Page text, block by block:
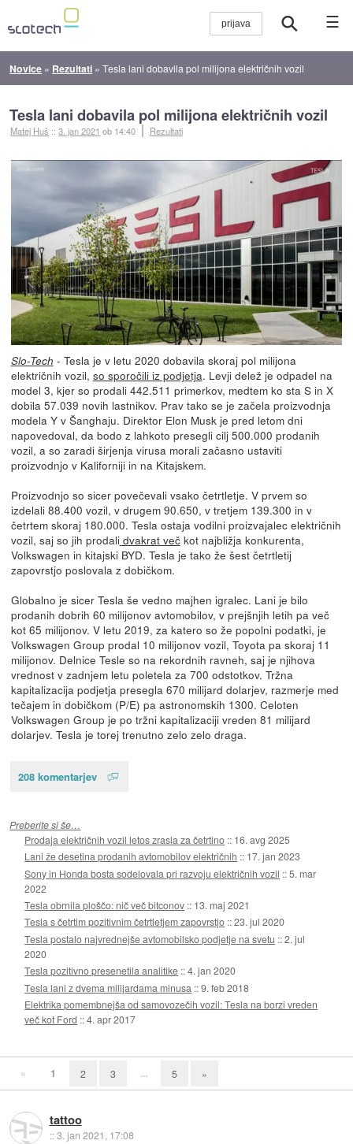
☰
Novice » Rezultati »Tesla lani dobavila pol milijona električnih vozil
Tesla lani dobavila pol milijona električnih vozil
Matej Huš ::3. jan 2021 ob 14:40 Rezultati
Slo-Tech - Tesla je v letu 2020 dobavila skoraj pol milijona
električnih vozil, so sporočili iz podjetja. Levji delež je odpadel na
model 3, kjer so prodali 442.511 primerkov, medtem ko sta S in X
dobila 57.039 novih lastnikov. Prav tako se je začela proizvodnja
modela Y v Šanghaju. Direktor Elon Musk je pred letom dni
napovedoval, da bodo z lahkoto presegli cilj 500.000 prodanih
vozil, a so zaradi širjenja virusa morali začasno ustaviti
proizvodnjo v Kaliforniji in na Kitajskem.
Proizvodnjo so sicer povečevali vsako četrtletje. V prvem so
izdelali 88.400 vozil, v drugem 90.650, v tretjem 139.300 in v
četrtem skoraj 180.000. Tesla ostaja vodilni proizvajalec električnih
vozil, saj so jih prodalidvakrat večkot najbližja konkurenta,
Volkswagen in kitajski BYD. Tesla je tako že šest četrtletij
zapovrstjo poslovala z dobičkom.
Globalno je sicer Tesla še vedno majhen igralec. Lani je bilo
prodanih dobrih 60 milijonov avtomobilov, v prejšnjih letih pa več
kot 65 milijonov. V letu 2019, za katero so že popolni podatki, je
Volkswagen Group prodal 10 milijonov vozil, Toyota pa skoraj 11
milijonov. Delnice Tesle so na rekordnih ravneh, saj je njihova
vrednost v zadnjem letu poletela za 700 odstotkov. Tržna
kapitalizacija podjetja presegla 670 milijard dolarjev, razmerje med
tečajem in dobičkom (P/E) pa astronomskih 1300. Celoten
Volkswagen Group je po tržni kapitalizaciji vreden 81 milijard
dolarjev. Tesla je torej trenutno zelo zelo draga.
208 komentarjev
Preberite si še…
Prodaja električnih vozil letos zrasla za četrtino :: 16. avg 2025
Lani že desetina prodanih avtomobilov električnih :: 17. jan 2023
Sony in Honda bosta sodelovala pri razvoju električnih vozil ::5. mar
2022
Tesla obrnila ploščo: nič več bitconov :: 13. maj 2021
Tesla s četrtim pozitivnim četrtletjem zapovrstjo ::23. jul 2020
Tesla postalo najvrednejše avtomobilsko podjetje na svetu ::2. jul
2020
Tesla pozitivno presenetila analitike ::4. jan 2020
Tesla lani z dvema milijardama minusa ::9. feb 2018
Elektrika pomembnejša od samovozečih vozil: Tesla na borzi vreden
več kot Ford ::4. apr 2017
« 1 2 3 ... 5 »
tattoo
::3. jan 2021, 17:08